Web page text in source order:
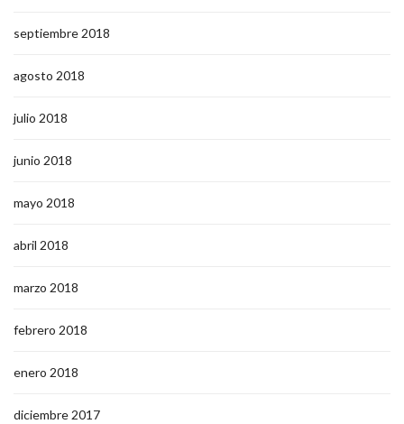
septiembre 2018
agosto 2018
julio 2018
junio 2018
mayo 2018
abril 2018
marzo 2018
febrero 2018
enero 2018
diciembre 2017